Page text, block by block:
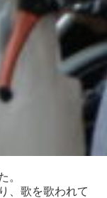
。
、歌を歌われて